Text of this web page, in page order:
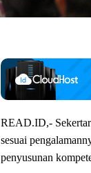
READ.ID,-
sesuai
penyusunan